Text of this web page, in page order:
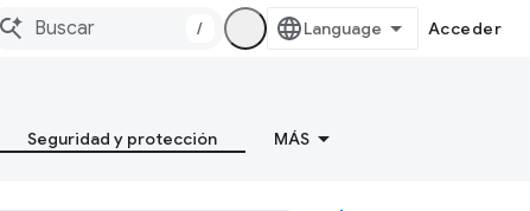
/ Acceder
Seguridad y protección MÁS